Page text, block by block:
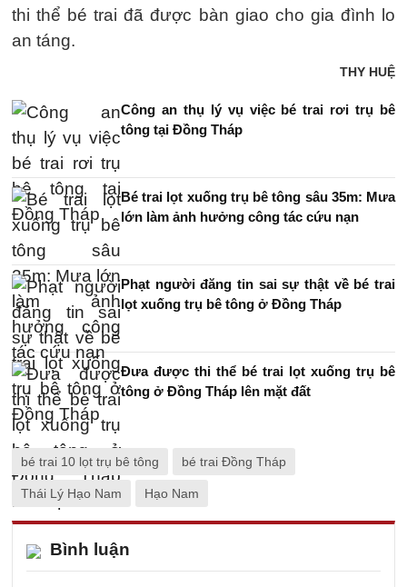
thi thể bé trai đã được bàn giao cho gia đình lo
an táng.
THY HUỆ
Công an thụ lý vụ việc bé trai rơi trụ bê
tông tại Đồng Tháp
Bé trai lọt xuống trụ bê tông sâu 35m: Mưa
lớn làm ảnh hưởng công tác cứu nạn
Phạt người đăng tin sai sự thật về bé trai
lọt xuống trụ bê tông ở Đồng Tháp
Đưa được thi thể bé trai lọt xuống trụ bê
tông ở Đồng Tháp lên mặt đất
bé trai 10 lọt trụ bê tông bé trai Đồng Tháp
Thái Lý Hạo Nam Hạo Nam
Bình luận